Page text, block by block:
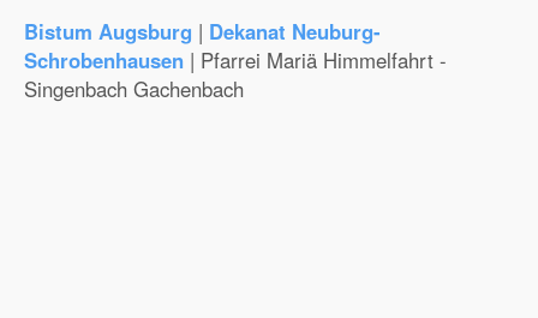
Bistum Augsburg | Dekanat Neuburg-
Schrobenhausen | Pfarrei Mariä Himmelfahrt -
Singenbach Gachenbach